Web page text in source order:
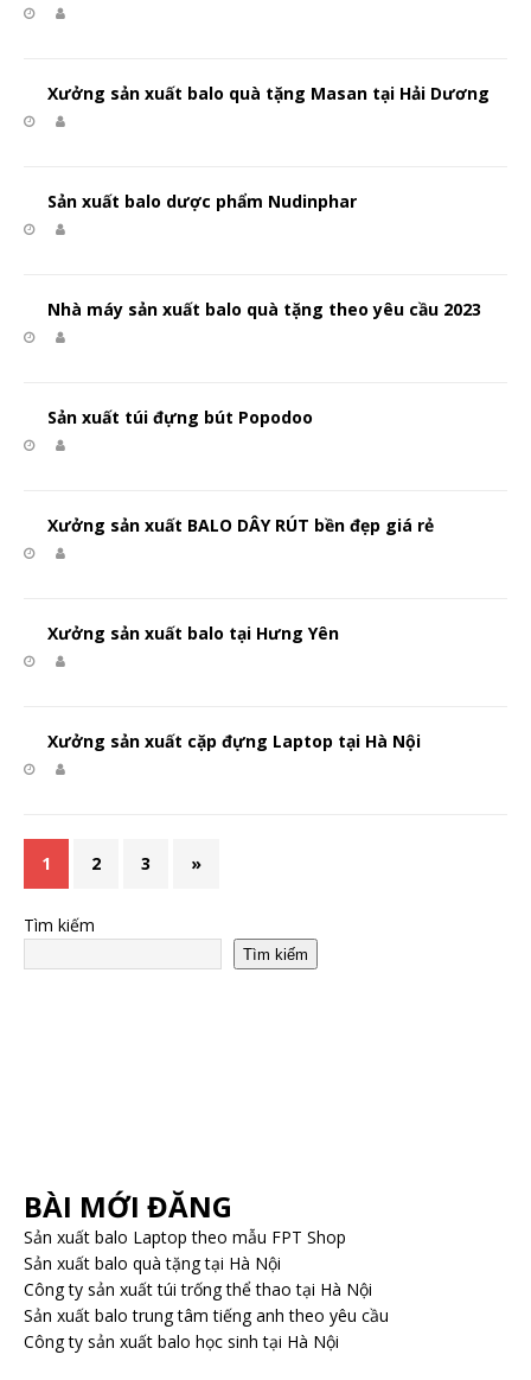
Xưởng sản xuất balo quà tặng Masan tại Hải Dương
Sản xuất balo dược phẩm Nudinphar
Nhà máy sản xuất balo quà tặng theo yêu cầu 2023
Sản xuất túi đựng bút Popodoo
Xưởng sản xuất BALO DÂY RÚT bền đẹp giá rẻ
Xưởng sản xuất balo tại Hưng Yên
Xưởng sản xuất cặp đựng Laptop tại Hà Nội
1 2 3 »
Tìm kiếm
Tìm kiếm
BÀI MỚI ĐĂNG
Sản xuất balo Laptop theo mẫu FPT Shop
Sản xuất balo quà tặng tại Hà Nội
Công ty sản xuất túi trống thể thao tại Hà Nội
Sản xuất balo trung tâm tiếng anh theo yêu cầu
Công ty sản xuất balo học sinh tại Hà Nội